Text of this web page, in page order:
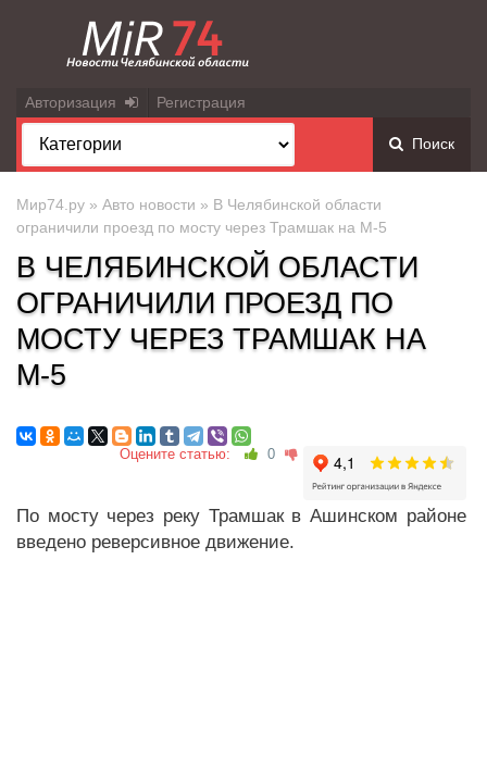
Авторизация Регистрация
Поиск
Мир74.ру » Авто новости » В Челябинской области
ограничили проезд по мосту через Трамшак на М-5
В ЧЕЛЯБИНСКОЙ ОБЛАСТИ
ОГРАНИЧИЛИ ПРОЕЗД ПО
МОСТУ ЧЕРЕЗ ТРАМШАК НА
М-5
Оцените статью: 0
По мосту через реку Трамшак в Ашинском районе
введено реверсивное движение.